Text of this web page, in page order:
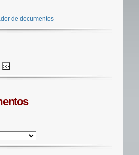
de documentos